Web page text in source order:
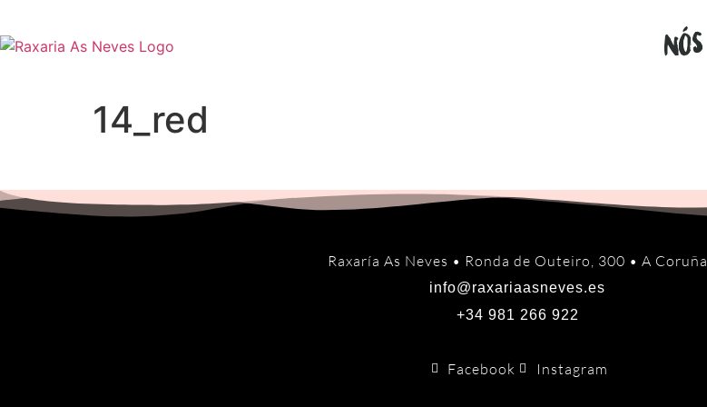
Nós
14_red
Raxaría As Neves • Ronda de Outeiro, 300 • A Coruña
info@raxariaasneves.es
+34 981 266 922
Facebook Instagram